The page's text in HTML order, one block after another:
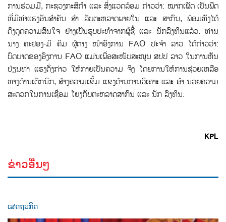
ການຮ່ວມມື, ກະຊວງກະສິກຳ ແລະ ສິ່ງແວດລ້ອມ ກ່າວວ່າ: ໝາກເຜັດ ເປັນພືດ
ທີ່ມີທ່າແຮງອັນສຳຄັນ ສຳ ລັບຕະຫລາດພາຍໃນ ແລະ ສາກົນ, ພ້ອມທັງໄດ້
ດຶງດູດຄວາມສົນໃຈ ຢ່າງເປັນຮູບປະທຳຈາກຜູ້ຊື້ ແລະ ນັກລົງທຶນແລ້ວ. ທ່ານ
ນາງ ຄະຢອງ-ມີ ຄິມ ຜູ້ຕາງ ໜ້າອົງການ FAO ປະຈຳ ລາວ ໄດ້ກ່າວວ່າ:
ບົດບາດຂອງອົງການ FAO ແມ່ນເພື່ອສະໜັບສະໜູນ ສປປ ລາວ ໃນການຫັນ
ປ່ຽນທ່າ ແຮງດັ່ງກ່າວ ໃຫ້ກາຍເປັນຄວາມ ຈິງ ໂດຍການໃຫ້ການຊ່ວຍເຫລືອ
ທາງດ້ານເຕັກນິກ, ສ້າງຄວາມເຂັ້ມ ແຂງດ້ານການວິເຄາະ ແລະ ອຳ ນວຍຄວາມ
ສະດວກໃນການເຊື່ອມ ໂຍງກັບຕະຫລາດສາກົນ ແລະ ນັກ ລົງທຶນ.
KPL
ຂ່າວອື່ນໆ
ເສດຖະກິດ